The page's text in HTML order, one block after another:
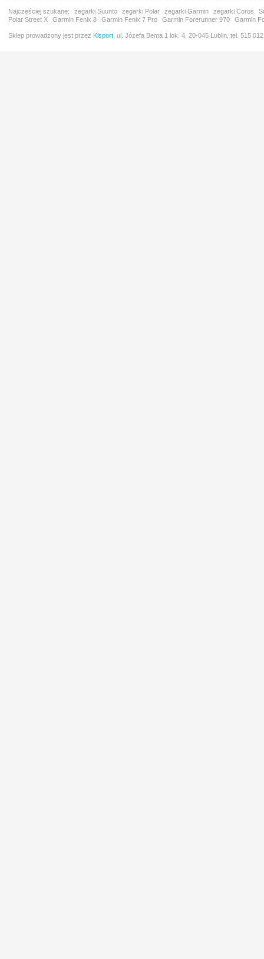
Najczęściej szukane: zegarki Suunto zegarki Polar zegarki Garmin zegarki Coros
Polar Street X
Garmin Fenix 8 Garmin Fenix 7 Pro Garmin Forerunner 970 Garmin
Sklep prowadzony jest przez Kisport , ul. Józefa Bema 1 lok. 4, 20-045 Lublin, tel. 515